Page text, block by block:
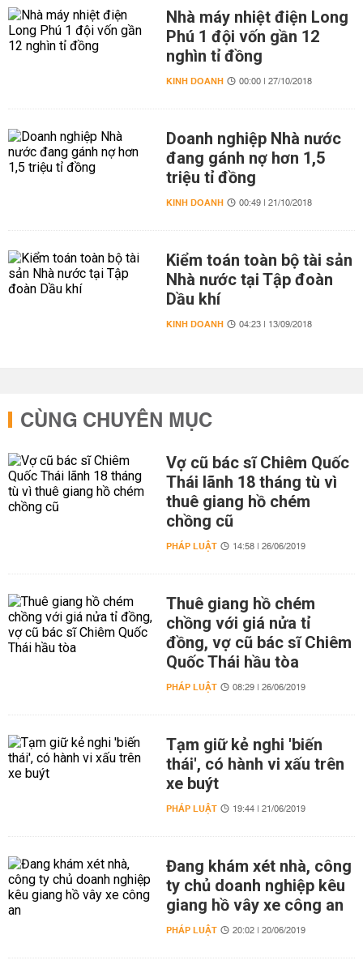
Nhà máy nhiệt điện Long
Phú 1 đội vốn gần 12
nghìn tỉ đồng
KINH DOANH 00:00 | 27/10/2018
Doanh nghiệp Nhà nước
đang gánh nợ hơn 1,5
triệu tỉ đồng
KINH DOANH 00:49 | 21/10/2018
Kiểm toán toàn bộ tài sản
Nhà nước tại Tập đoàn
Dầu khí
KINH DOANH 04:23 | 13/09/2018
CÙNG CHUYÊN MỤC
Vợ cũ bác sĩ Chiêm Quốc
Thái lãnh 18 tháng tù vì
thuê giang hồ chém
chồng cũ
PHÁP LUẬT 14:58 | 26/06/2019
Thuê giang hồ chém
chồng với giá nửa tỉ
đồng, vợ cũ bác sĩ Chiêm
Quốc Thái hầu tòa
PHÁP LUẬT 08:29 | 26/06/2019
Tạm giữ kẻ nghi 'biến
thái', có hành vi xấu trên
xe buýt
PHÁP LUẬT 19:44 | 21/06/2019
Đang khám xét nhà, công
ty chủ doanh nghiệp kêu
giang hồ vây xe công an
PHÁP LUẬT 20:02 | 20/06/2019